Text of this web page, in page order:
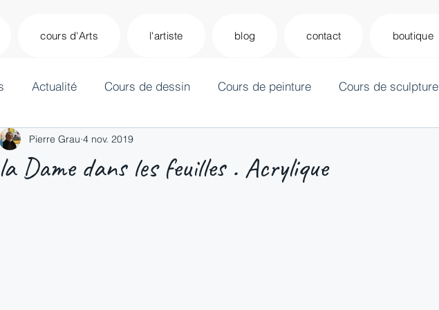
cours d'Arts l'artiste blog contact boutique
Actualité Cours de dessin Cours de peinture Cours de sculpture
la Dame dans les feuilles . Acrylique
Pierre Grau 4 nov. 2019